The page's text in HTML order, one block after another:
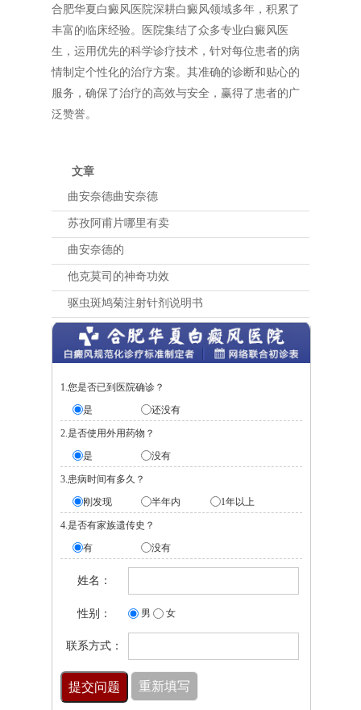
合肥华夏白癜风医院深耕白癜风领域多年，积累了
丰富的临床经验。医院集结了众多专业白癜风医
生，运用优先的科学诊疗技术，针对每位患者的病
情制定个性化的治疗方案。其准确的诊断和贴心的
服务，确保了治疗的高效与安全，赢得了患者的广
泛赞誉。
文章
曲安奈德曲安奈德
苏孜阿甫片哪里有卖
曲安奈德的
他克莫司的神奇功效
驱虫斑鸠菊注射针剂说明书
1.您是否已到医院确诊？
是
还没有
2.是否使用外用药物？
是
没有
3.患病时间有多久？
刚发现
半年内 1年以上
4.是否有家族遗传史？
有
没有
姓名：
性别： 男 女
联系方式：